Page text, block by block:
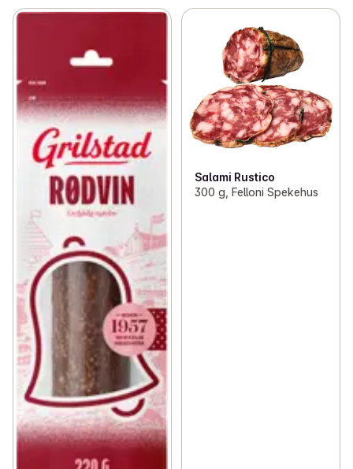
Salami Rustico
300 g, Felloni Spekehus